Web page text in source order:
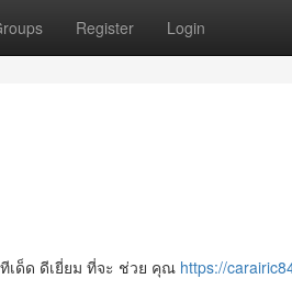
Register Login
เด็ด ดีเยี่ยม ที่จะ ช่วย คุณ https://